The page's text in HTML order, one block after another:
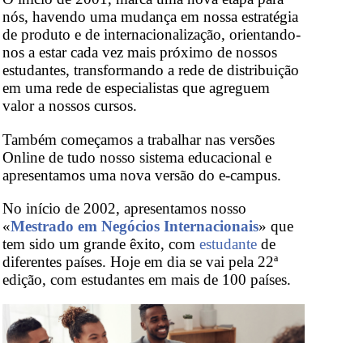
nós, havendo uma mudança em nossa estratégia
de produto e de internacionalização, orientando-
nos a estar cada vez mais próximo de nossos
estudantes, transformando a rede de distribuição
em uma rede de especialistas que agreguem
valor a nossos cursos.
Também começamos a trabalhar nas versões
Online de tudo nosso sistema educacional e
apresentamos uma nova versão do e-campus.
No início de 2002, apresentamos nosso
«Mestrado em Negócios Internacionais» que
tem sido um grande êxito, com estudante de
diferentes países. Hoje em dia se vai pela 22ª
edição, com estudantes em mais de 100 países.